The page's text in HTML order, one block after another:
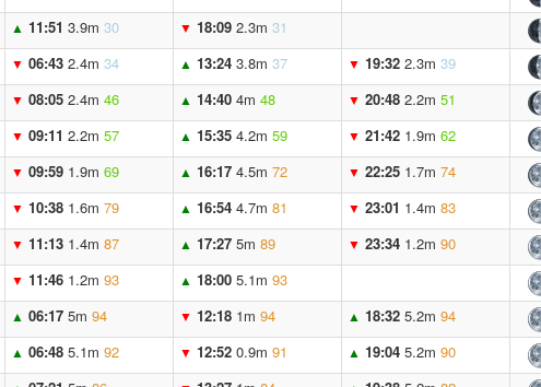
▲ 11:51 3.9m 30 ▼ 18:09 2.3m 31
▼ 06:43 2.4m 34 ▲ 13:24 3.8m 37 ▼ 19:32 2.3m 39
▼ 08:05 2.4m 46 ▲ 14:40 4m 48 ▼ 20:48 2.2m 51
▼ 09:11 2.2m 57 ▲ 15:35 4.2m 59 ▼ 21:42 1.9m 62
▼ 09:59 1.9m 69 ▲ 16:17 4.5m 72 ▼ 22:25 1.7m 74
▼ 10:38 1.6m 79 ▲ 16:54 4.7m 81 ▼ 23:01 1.4m 83
▼ 11:13 1.4m 87 ▲ 17:27 5m 89 ▼ 23:34 1.2m 90
▼ 11:46 1.2m 93 ▲ 18:00 5.1m 93
▲ 06:17 5m 94 ▼ 12:18 1m 94 ▲ 18:32 5.2m 94
▲ 06:48 5.1m 92 ▼ 12:52 0.9m 91 ▲ 19:04 5.2m 90